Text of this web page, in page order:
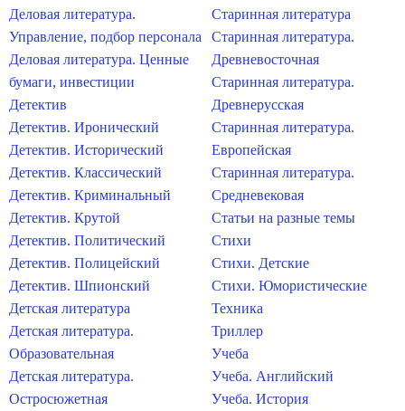
Деловая литература.
Управление, подбор персонала
Деловая литература. Ценные
бумаги, инвестиции
Детектив
Детектив. Иронический
Детектив. Исторический
Детектив. Классический
Детектив. Криминальный
Детектив. Крутой
Детектив. Политический
Детектив. Полицейский
Детектив. Шпионский
Детская литература
Детская литература.
Образовательная
Детская литература.
Остросюжетная
Старинная литература
Старинная литература.
Древневосточная
Старинная литература.
Древнерусская
Старинная литература.
Европейская
Старинная литература.
Средневековая
Статьи на разные темы
Стихи
Стихи. Детские
Стихи. Юмористические
Техника
Триллер
Учеба
Учеба. Английский
Учеба. История